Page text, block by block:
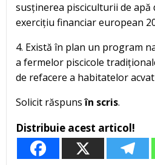
susținerea pisciculturii de
exercițiu financiar european
4. Există în plan un program
a fermelor piscicole
de refacere a habitatelor
Solicit răspunsîn scris.
Distribuie acest articol!